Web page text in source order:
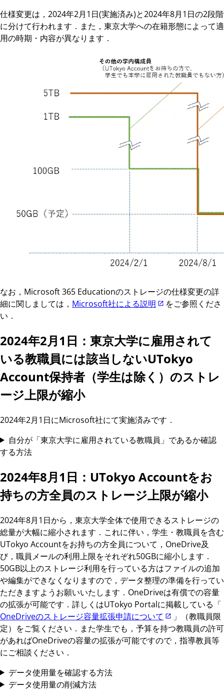
仕様変更は，2024年2月1日(実施済み)と2024年8月1日の2段階
に分けて行われます．また，東京大学への在籍形態によって適
用の時期・内容が異なります．
なお，Microsoft 365 Educationのストレージの仕様変更の詳
細に関しましては， Microsoft社による説明
をご参照くださ
い．
2024年2月1日：東京大学に雇用されて
いる教職員には該当しないUTokyo
Account保持者（学生は除く）のストレ
ージ上限が縮小
2024年2月1日にMicrosoft社にて実施済みです．
自分が「東京大学に雇用されている教職員」であるか確認
する方法
2024年8月1日：UTokyo Accountをお
持ちの方全員のストレージ上限が縮小
2024年8月1日から，東京大学全体で使用できるストレージの
総量が大幅に縮小されます．これに伴い，学生・教職員を含む
UTokyo Accountをお持ちの方全員について，OneDrive及
び，職員メールの利用上限をそれぞれ50GBに縮小します．
50GB以上のストレージ利用を行っている方はファイルの追加
や編集ができなくなりますので，データ整理の準備を行ってい
ただきますようお願いいたします．OneDriveは有償での容量
の拡張が可能です．詳しくはUTokyo Portalに掲載している「
OneDriveのストレージ容量拡張申請について
」（教職員限
定）をご覧ください．また学生でも，予算を持つ教職員の許可
があればOneDriveの容量の拡張が可能ですので，指導教員等
にご相談ください．
データ使用量を確認する方法
データ使用量の削減方法